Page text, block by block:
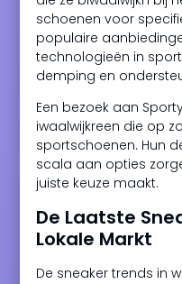
schoenen voor
populaire
technologieën in
demping en
Een bezoek aan
iwaalwijkreen die op
sportschoenen. Hun
scala aan opties
juiste keuze maakt.
De Laatste
Lokale Markt
De sneaker trends in